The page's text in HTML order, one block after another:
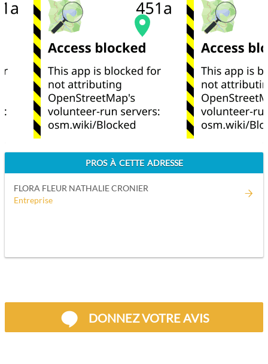
PROS À CETTE ADRESSE
FLORA FLEUR NATHALIE CRONIER
Entreprise
DONNEZ VOTRE AVIS